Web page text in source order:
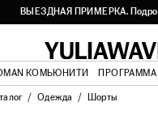
ВЫЕЗДНАЯ ПРИМЕРКА.
КОМЬЮНИТИ
Одежда Шорты